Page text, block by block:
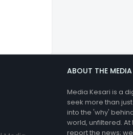
ABOUT THE MEDIA
Media Kesari is a
seek more than
into the 'why'
world, unfiltered. At
report the news;